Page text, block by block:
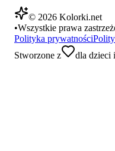
© 2026 Kolorki.net
•Wszystkie prawa
Polityka prywatności
Stworzone z
dla dzieci